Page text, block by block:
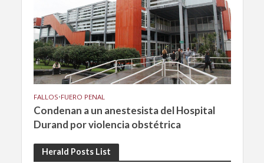
FALLOS•FUERO PENAL
Condenan a un anestesista del Hospital
Durand por violencia obstétrica
Herald Posts List